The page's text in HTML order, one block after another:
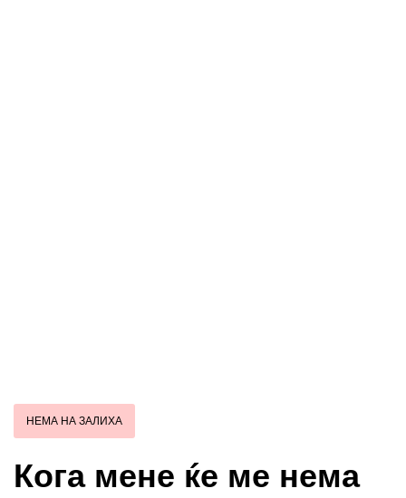
НЕМА НА ЗАЛИХА
Кога мене ќе ме нема